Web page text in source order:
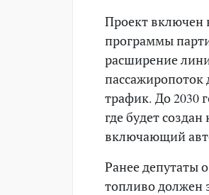
Проект включен
программы
расширение
пассажиропоток
трафик. До 2030
где будет
включающий
Ранее депутаты
топливо должен